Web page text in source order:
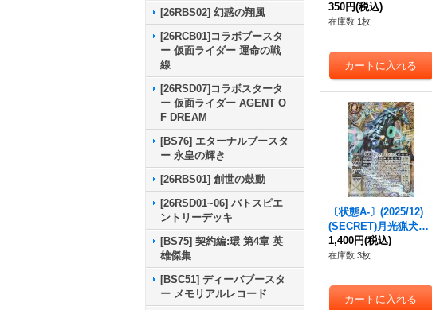
[26RBS02] 幻惑の翔風
[26RCB01]コラボブースタ
ー 仮面ライダー 運命の戦
線
[26RSD07]コラボスタータ
ー 仮面ライダー AGENT O
F DREAM
[BS76] エターナルブースタ
ー 永皇の輝き
[26RBS01] 創世の鼓動
[26RSD01~06] バトスピエ
ントリーデッキ
[BS75] 契約編:環 第4章 英
雄傑集
[BSC51] ディーバブースタ
ー メモリアルレコード
キング【X】{BS72-X0
1}《赤》
350円(税込)
在庫数 1枚
〔状態A-〕(2025/12)
(SECRET)月光猟犬ム
ーンライト・ガンドッ
グ【X-SEC】{BS72-X
1,400円(税込)
在庫数 3枚